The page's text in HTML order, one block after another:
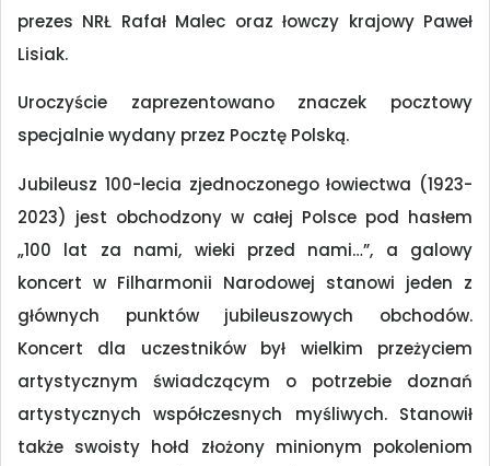
prezes NRŁ Rafał Malec oraz łowczy krajowy Paweł
Lisiak.
Uroczyście zaprezentowano znaczek pocztowy
specjalnie wydany przez Pocztę Polską.
Jubileusz 100-lecia zjednoczonego łowiectwa (1923-
2023) jest obchodzony w całej Polsce pod hasłem
„100 lat za nami, wieki przed nami…”, a galowy
koncert w Filharmonii Narodowej stanowi jeden z
głównych punktów jubileuszowych obchodów.
Koncert dla uczestników był wielkim przeżyciem
artystycznym świadczącym o potrzebie doznań
artystycznych współczesnych myśliwych. Stanowił
także swoisty hołd złożony minionym pokoleniom